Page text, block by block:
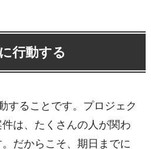
行動する
することです。プロジェク
は、たくさんの人が関わ
だからこそ、期日までに